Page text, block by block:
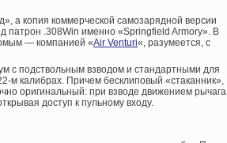
а копия коммерческой самозарядной версии
патрон .308Win именно «Springfield Armory». В
— компанией «Air Venturi«, разумеется, с
с подствольным взводом и стандартными для
м калибрах. Причем бесклиповый «стаканник»,
оригинальный: при взводе движением рычага
доступ к пульному входу.